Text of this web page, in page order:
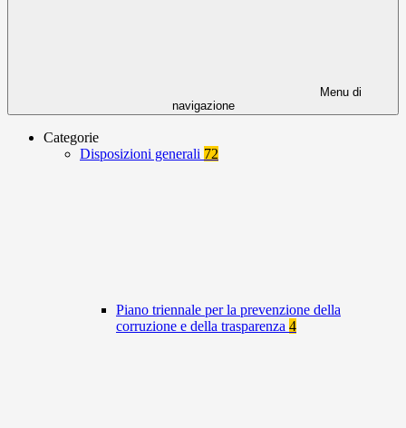
Menu di
navigazione
Categorie
Disposizioni generali 72
Piano triennale per la prevenzione della
corruzione e della trasparenza 4